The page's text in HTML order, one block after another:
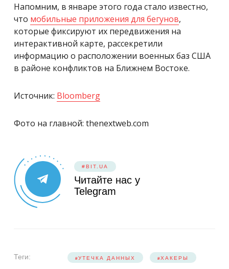
Напомним, в январе этого года стало известно,
что мобильные приложения для бегунов,
которые фиксируют их передвижения на
интерактивной карте, рассекретили
информацию о расположении военных баз США
в районе конфликтов на Ближнем Востоке.
Источник: Bloomberg
Фото на главной: thenextweb.com
#BIT.UA
Читайте нас у
Telegram
Теги: УТЕЧКА ДАННЫХ ХАКЕРЫ